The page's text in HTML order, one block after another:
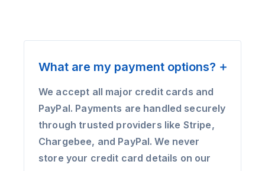
What are my payment options?
We accept all major credit cards and
PayPal. Payments are handled securely
through trusted providers like Stripe,
Chargebee, and PayPal. We never
store your credit card details on our